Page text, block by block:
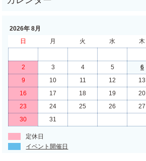
2026年 8月
日
月 火 水 木
2
3 4 5 6
9
10 11 12 13
16
17 18 19 20
23
24 25 26 27
30
31
定休日
イベント開催日